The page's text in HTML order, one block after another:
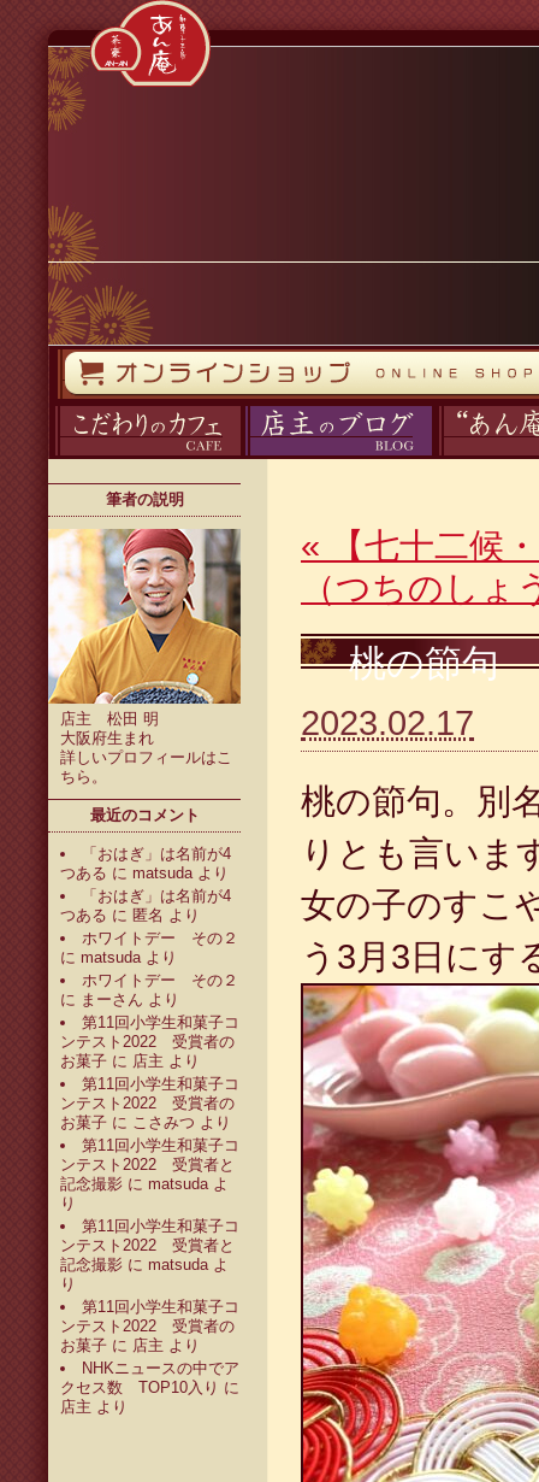
筆者の説明
店主 松田 明
大阪府生まれ
詳しいプロフィールはこ
ちら 。
最近のコメント
「おはぎ」は名前が4
つある に matsudaより
「おはぎ」は名前が4
つある に 匿名 より
ホワイトデー その２
に matsudaより
ホワイトデー その２
に まーさん より
第11回小学生和菓子コ
ンテスト2022 受賞者の
お菓子 に 店主 より
第11回小学生和菓子コ
ンテスト2022 受賞者の
お菓子 に こさみつ より
第11回小学生和菓子コ
ンテスト2022 受賞者と
記念撮影 に matsudaよ
り
第11回小学生和菓子コ
ンテスト2022 受賞者と
記念撮影 に matsudaよ
り
第11回小学生和菓子コ
ンテスト2022 受賞者の
お菓子 に 店主 より
NHKニュースの中でア
クセス数 TOP10入り に
店主 より
« 【七十二候
（つちのし
桃の節句
2023.02.17
桃の節句。別
りとも言いま
女の子のすこ
う3月3日にす